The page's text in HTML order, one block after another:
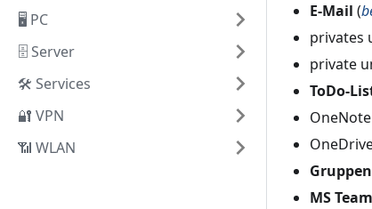
🖥️ PC
🗄️ Server
🛠️ Services
🔐 VPN
📶 WLAN
E-Mail (
privates
private
ToDo-
Gruppen
MS